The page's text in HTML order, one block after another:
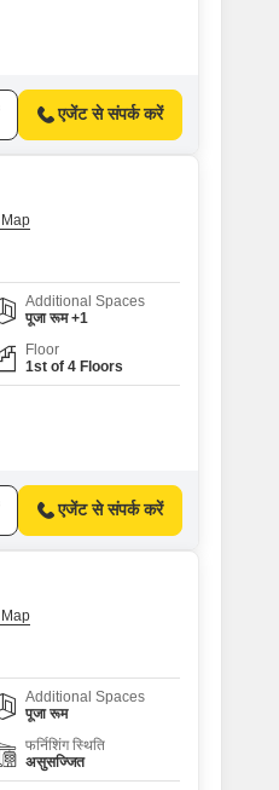
एजेंट से संपर्क करें
Additional Spaces
पूजा रूम +1
Floor
1st of 4 Floors
एजेंट से संपर्क करें
Additional Spaces
पूजा रूम
फर्निशिंग स्थिति
असुसज्जित